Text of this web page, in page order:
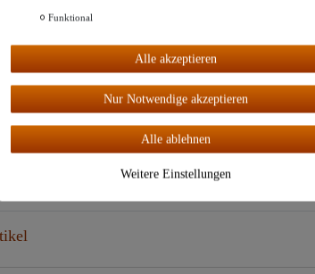
ohne tierische Produkte. Co2
Destillatio Ihnen zwei Jahre volle
Garantieerklärungeinsehen zu können.
Alle
akzeptiere
n
Funktional
Alle akzeptieren
Nur Notwendige akzeptieren
Alle ablehnen
Weitere Einstellungen